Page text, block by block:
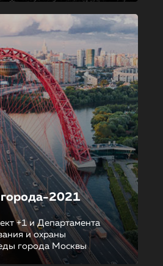
2021
+1 и Департамента
и охраны
города Москвы